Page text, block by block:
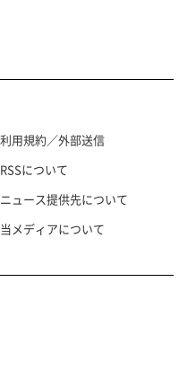
利用規約／外部送信
RSSについて
ニュース提供先について
当メディアについて